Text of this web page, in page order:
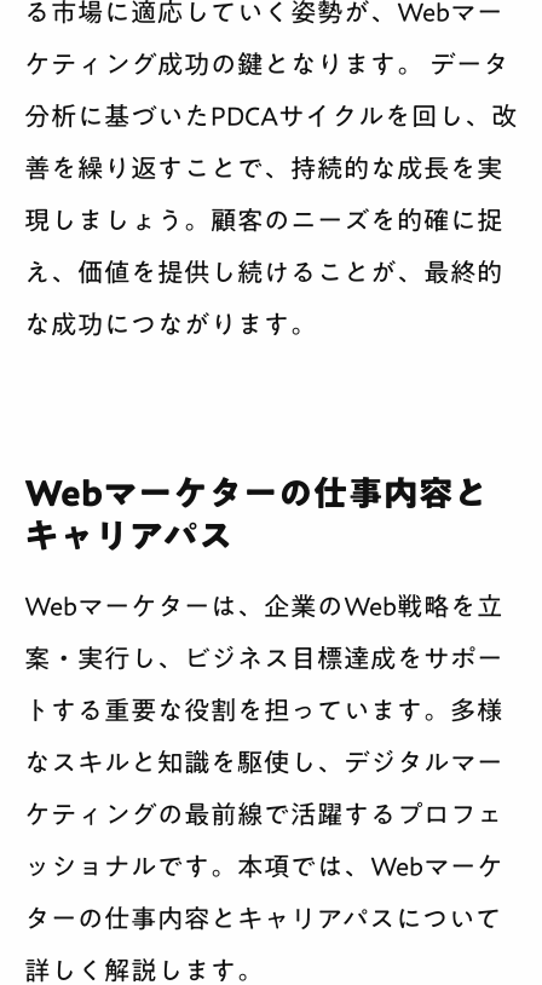
る市場に適応していく姿勢が、Webマー
ケティング成功の鍵となります。 データ
分析に基づいたPDCAサイクルを回し、改
善を繰り返すことで、持続的な成長を実
現しましょう。顧客のニーズを的確に捉
え、価値を提供し続けることが、最終的
な成功につながります。
Webマーケターの仕事内容と
キャリアパス
Webマーケターは、企業のWeb戦略を立
案・実行し、ビジネス目標達成をサポー
トする重要な役割を担っています。多様
なスキルと知識を駆使し、デジタルマー
ケティングの最前線で活躍するプロフェ
ッショナルです。本項では、Webマーケ
ターの仕事内容とキャリアパスについて
詳しく解説します。